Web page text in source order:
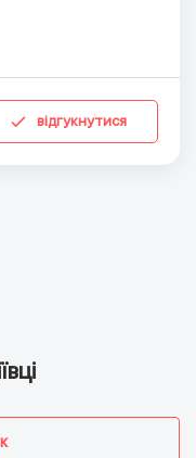
листі...
відгукнутися